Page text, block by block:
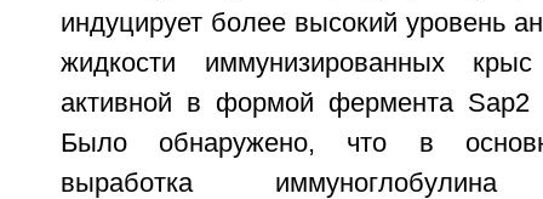
индуцирует более высокий уровень
жидкости иммунизированных
активной в формой фермента Sap2
Было обнаружено, что в
выработка